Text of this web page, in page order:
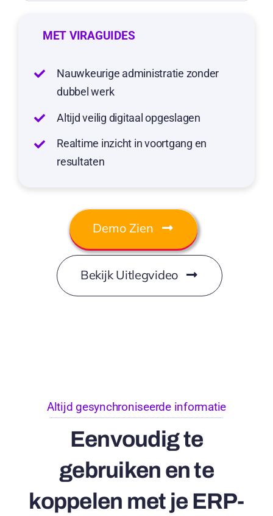
MET VIRAGUIDES
Nauwkeurige administratie zonder
dubbel werk
Altijd veilig digitaal opgeslagen
Realtime inzicht in voortgang en
resultaten
Demo Zien
Bekijk Uitlegvideo
Altijd gesynchroniseerde informatie
Eenvoudig te
gebruiken en te
koppelen met je ERP-